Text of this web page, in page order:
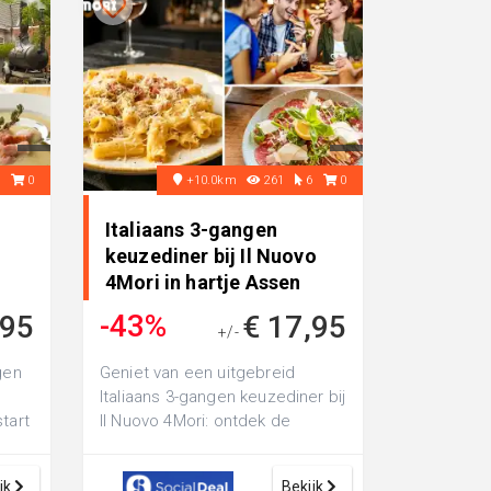
0 +10.0km 261 6 0
Italiaans 3-gangen
keuzediner bij Il Nuovo
4Mori in hartje Assen
-43% +/- € 17,95
Geniet van een uitgebreid
Italiaans 3-gangen keuzediner bij
Il Nuovo 4Mori: ontdek de
Italiaans...
Bekijk